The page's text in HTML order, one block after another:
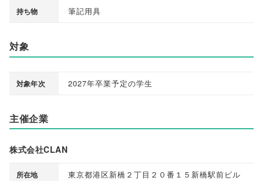
持ち物 筆記用具
対象
対象年次 2027年卒業予定の学生
主催企業
株式会社CLAN
所在地
東京都港区新橋２丁目２０番１５新橋駅前ビル